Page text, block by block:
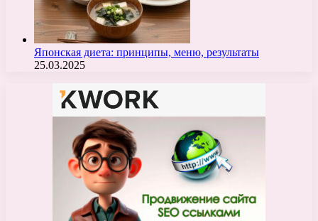
Японская диета: принципы, меню, результаты
25.03.2025